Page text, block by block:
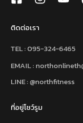
ติดต่อเรา
TEL :095-324-6465
EMAIL :
LINE : @northfitness
ที่อยู่โชว์รูม